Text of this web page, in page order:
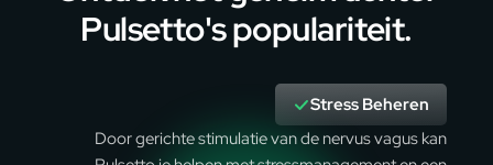
Pulsetto's populariteit.
Stress Beheren
Door gerichte stimulatie van de nervus vagus kan